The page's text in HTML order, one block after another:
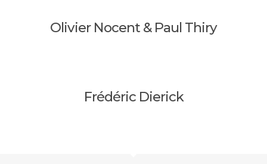
Olivier Nocent & Paul Thiry
Frédéric Dierick